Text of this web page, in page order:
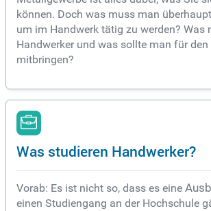
können. Doch was muss man
um im Handwerk tätig zu werden? Was
Handwerker und was sollte man für den
mitbringen?
Was studieren Handwerker?
Vorab: Es ist nicht so, dass es eine
einen Studiengang an der Hochschule